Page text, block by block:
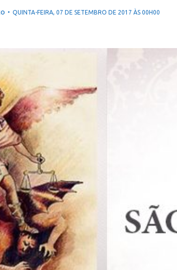
QUINTA-FEIRA, 07 DE SETEMBRO DE 2017 ÀS 00H00